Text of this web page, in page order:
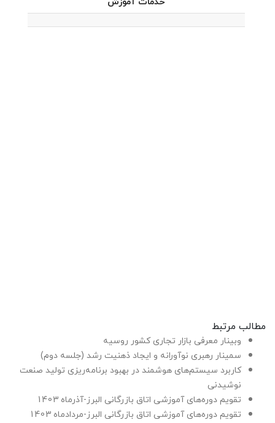
مطالب مرتبط
وبینار معرفی بازار تجاری کشور روسیه
سمینار رهبری نوآورانه و ایجاد ذهنیت رشد (جلسه دوم)
کاربرد سیستم‌های هوشمند در بهبود برنامه‌ریزی تولید صنعت
نوشیدنی
تقویم دوره‌های آموزشی اتاق بازرگانی البرز-آذرماه 1403
تقویم دوره‌های آموزشی اتاق بازرگانی البرز-مردادماه 1403